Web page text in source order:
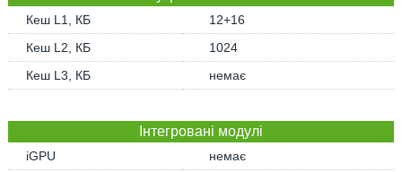
Кеш L1, КБ
12+16
Кеш L2, КБ
1024
Кеш L3, КБ
немає
Інтегровані модулі
iGPU
немає